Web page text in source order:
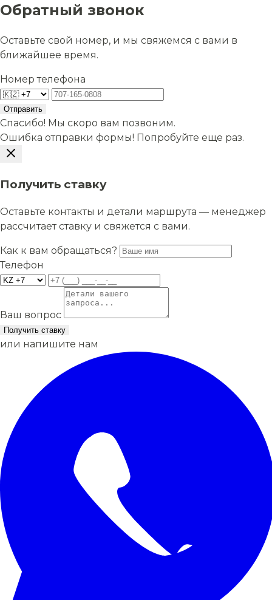
Обратный звонок
Оставьте свой номер, и мы свяжемся с вами в
ближайшее время.
Номер телефона
Отправить
Спасибо! Мы скоро вам позвоним.
Ошибка отправки формы! Попробуйте еще раз.
Получить ставку
Оставьте контакты и детали маршрута — менеджер
рассчитает ставку и свяжется с вами.
Как к вам обращаться?
Телефон
Ваш вопрос
Получить ставку
или напишите нам